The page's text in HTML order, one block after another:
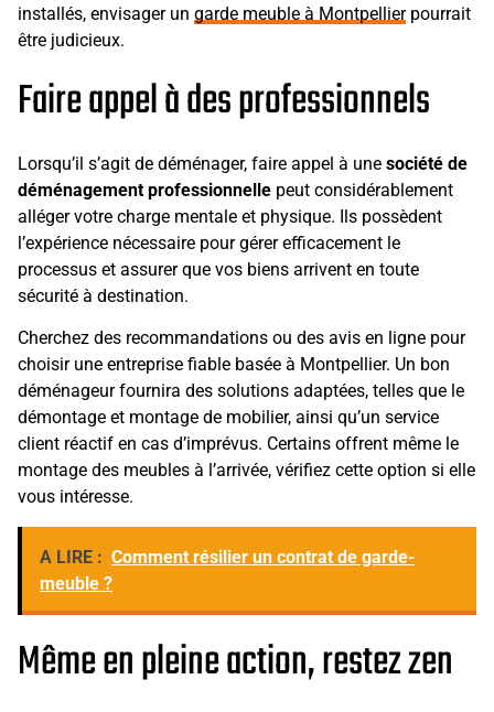
installés, envisager un garde meuble à Montpellierpourrait
être judicieux.
Faire appel à des professionnels
Lorsqu’il s’agit de déménager, faire appel à une société de
déménagement professionnelle peut considérablement
alléger votre charge mentale et physique. Ils possèdent
l’expérience nécessaire pour gérer efficacement le
processus et assurer que vos biens arrivent en toute
sécurité à destination.
Cherchez des recommandations ou des avis en ligne pour
choisir une entreprise fiable basée à Montpellier. Un bon
déménageur fournira des solutions adaptées, telles que le
démontage et montage de mobilier, ainsi qu’un service
client réactif en cas d’imprévus. Certains offrent même le
montage des meubles à l’arrivée, vérifiez cette option si elle
vous intéresse.
A LIRE : Comment résilier un contrat de garde-
meuble ?
Même en pleine action, restez zen